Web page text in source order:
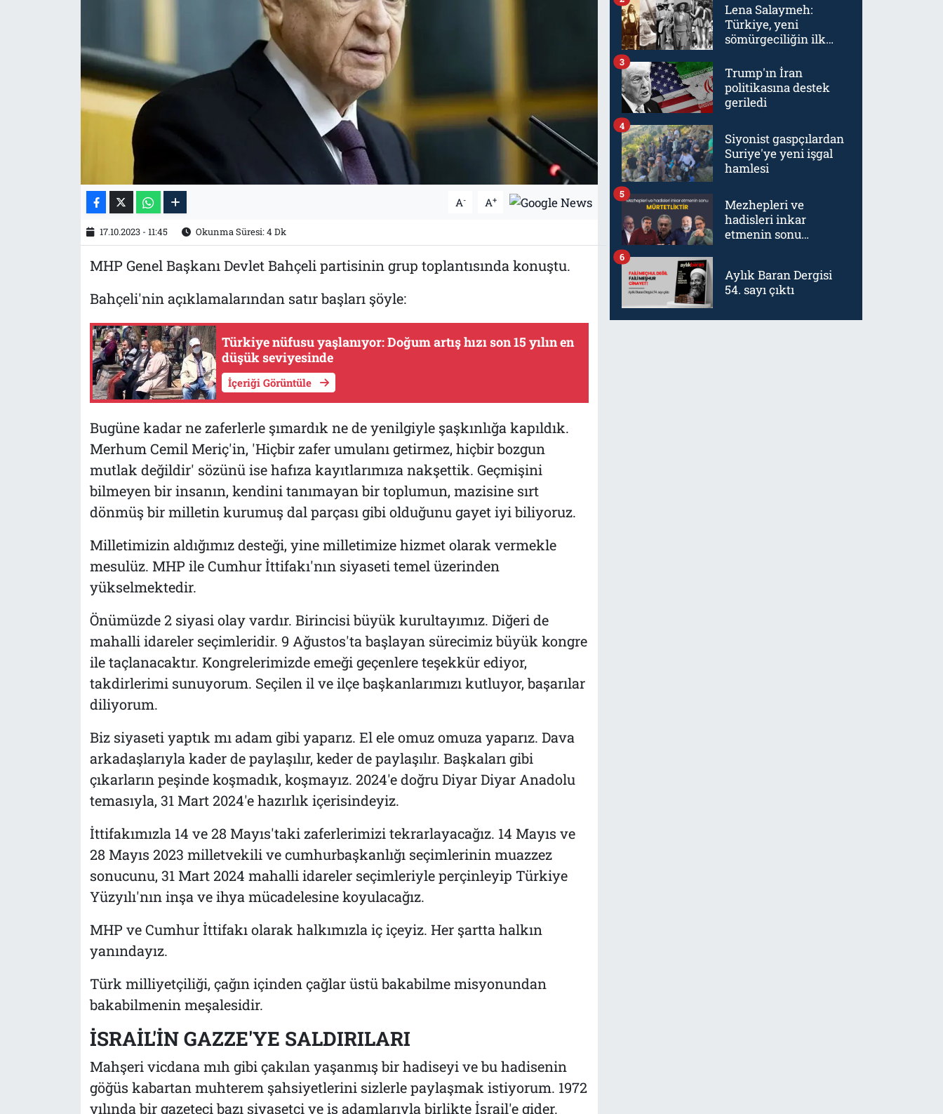
A- A+
17.10.2023 - 11:45 Okunma Süresi: 4 Dk
MHP Genel Başkanı Devlet Bahçeli partisinin grup toplantısında konuştu.
Bahçeli'nin açıklamalarından satır başları şöyle:
Türkiye nüfusu yaşlanıyor: Doğum artış hızı son 15 yılın en
düşük seviyesinde
İçeriği Görüntüle
Bugüne kadar ne zaferlerle şımardık ne de yenilgiyle şaşkınlığa kapıldık.
Merhum Cemil Meriç'in, 'Hiçbir zafer umulanı getirmez, hiçbir bozgun
mutlak değildir' sözünü ise hafıza kayıtlarımıza nakşettik. Geçmişini
bilmeyen bir insanın, kendini tanımayan bir toplumun, mazisine sırt
dönmüş bir milletin kurumuş dal parçası gibi olduğunu gayet iyi biliyoruz.
Milletimizin aldığımız desteği, yine milletimize hizmet olarak vermekle
mesulüz. MHP ile Cumhur İttifakı'nın siyaseti temel üzerinden
yükselmektedir.
Önümüzde 2 siyasi olay vardır. Birincisi büyük kurultayımız. Diğeri de
mahalli idareler seçimleridir. 9 Ağustos'ta başlayan sürecimiz büyük kongre
ile taçlanacaktır. Kongrelerimizde emeği geçenlere teşekkür ediyor,
takdirlerimi sunuyorum. Seçilen il ve ilçe başkanlarımızı kutluyor, başarılar
diliyorum.
Biz siyaseti yaptık mı adam gibi yaparız. El ele omuz omuza yaparız. Dava
arkadaşlarıyla kader de paylaşılır, keder de paylaşılır. Başkaları gibi
çıkarların peşinde koşmadık, koşmayız. 2024'e doğru Diyar Diyar Anadolu
temasıyla, 31 Mart 2024'e hazırlık içerisindeyiz.
İttifakımızla 14 ve 28 Mayıs'taki zaferlerimizi tekrarlayacağız. 14 Mayıs ve
28 Mayıs 2023 milletvekili ve cumhurbaşkanlığı seçimlerinin muazzez
sonucunu, 31 Mart 2024 mahalli idareler seçimleriyle perçinleyip Türkiye
Yüzyılı'nın inşa ve ihya mücadelesine koyulacağız.
MHP ve Cumhur İttifakı olarak halkımızla iç içeyiz. Her şartta halkın
yanındayız.
Türk milliyetçiliği, çağın içinden çağlar üstü bakabilme misyonundan
bakabilmenin meşalesidir.
İSRAİL'İN GAZZE'YE SALDIRILARI
Mahşeri vicdana mıh gibi çakılan yaşanmış bir hadiseyi ve bu hadisenin
göğüs kabartan muhterem şahsiyetlerini sizlerle paylaşmak istiyorum. 1972
yılında bir gazeteci bazı siyasetçi ve iş adamlarıyla birlikte İsrail'e gider.
Lena Salaymeh:
Türkiye, yeni
sömürgeciliğin ilk
Trump'ın İran
politikasına destek
geriledi
3
Siyonist gaspçılardan
Suriye'ye yeni işgal
hamlesi
4
Mezhepleri ve
hadisleri inkar
etmenin sonu
5
Aylık Baran Dergisi
54. sayı çıktı
6